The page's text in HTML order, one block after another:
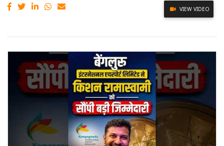
VIEW VIDEO